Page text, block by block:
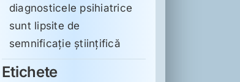
diagnosticele psihiatrice
sunt lipsite de
semnificație științifică
Etichete